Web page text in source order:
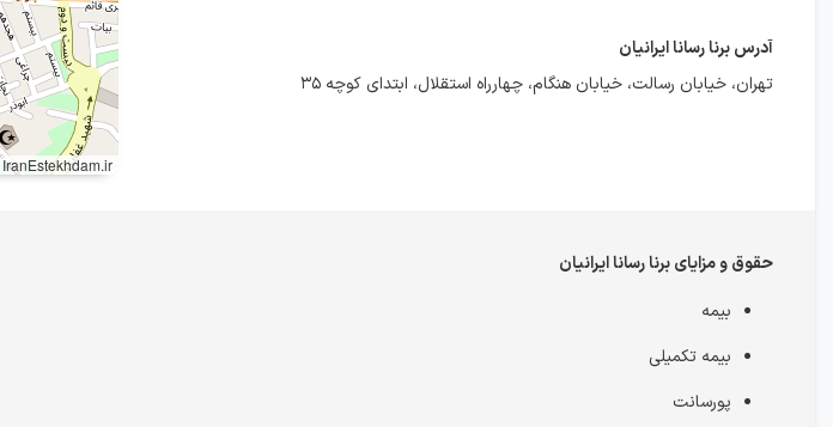
آدرس برنا رسانا ایرانیان
تهران، خیابان رسالت، خیابان هنگام، چهارراه استقلال، ابتدای کوچه ۳۵
IranEstekhdam.ir
حقوق و مزایای برنا رسانا ایرانیان
بیمه
بیمه تکمیلی
پورسانت